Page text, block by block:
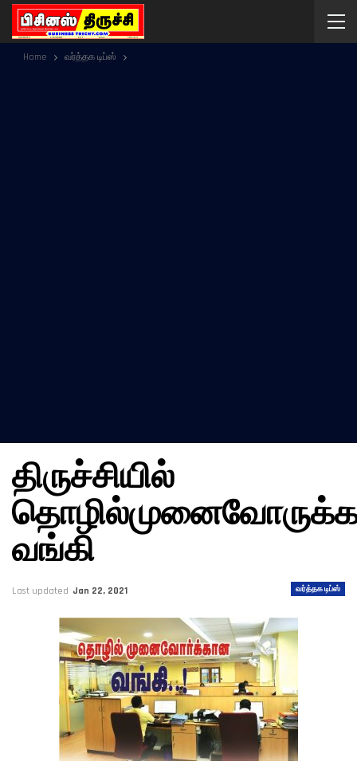
Home வர்த்தக டிப்ஸ்
திருச்சியில்
வங்கி
வர்த்தக டிப்ஸ்
Last updated Jan 22, 2021